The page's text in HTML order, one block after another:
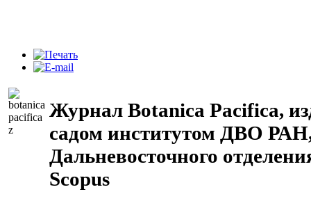
Журнал Botanica Pacifica,
садом институтом ДВО
Дальневосточного
Scopus